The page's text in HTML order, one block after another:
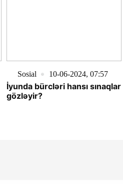
Sosial 10-06-2024, 07:57
İyunda bürcləri hansı sınaqlar
gözləyir?